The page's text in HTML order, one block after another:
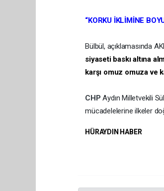
“KORKU İKLİMİNE
Bülbül, açıklamasında
siyaseti baskı altına
karşı omuz omuza ve
CHPAydın Milletvekili
mücadelelerine ilkeler
HÜRAYDIN HABER